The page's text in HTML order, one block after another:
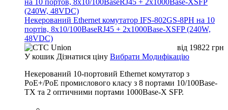
Некерований Ethernet комутатор IFS-802GS-8PH на 10
портів, 8x10/100BaseRJ45 + 2x1000Base-XSFP (240W,
48VDC)
від 19822 грн
У кошик Дізнатися ціну Вибрати Модифікацію
Некерований 10-портовий Ethernet комутатор з
PoE+/PoE промислового класу з 8 портами 10/100Base-
TX та 2 оптичними портами 1000Base-X SFP.